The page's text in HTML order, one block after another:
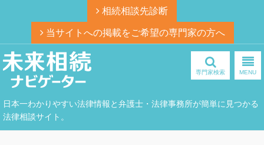
相続相談先診断
当サイトへの掲載をご希望の専門家の方へ
日本一わかりやすい法律情報と弁護士・法律事務所が簡単に見つかる
法律相談サイト。
専門家検索 MENU